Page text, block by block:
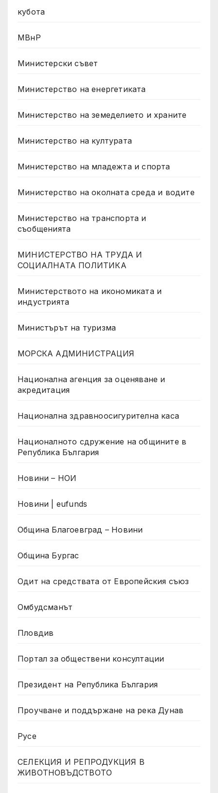
кубота
МВнР
Министерски съвет
Министерство на енергетиката
Министерство на земеделието и храните
Министерство на културата
Министерство на младежта и спорта
Министерство на околната среда и водите
Министерство на транспорта и
съобщенията
МИНИСТЕРСТВО НА ТРУДА И
СОЦИАЛНАТА ПОЛИТИКА
Министерството на икономиката и
индустрията
Министърът на туризма
МОРСКА АДМИНИСТРАЦИЯ
Национална агенция за оценяване и
акредитация
Национална здравноосигурителна каса
Националното сдружение на общините в
Република България
Новини – НОИ
Новини | eufunds
Община Благоевград – Новини
Община Бургас
Одит на средствата от Европейския съюз
Омбудсманът
Пловдив
Портал за обществени консултации
Президент на Република България
Проучване и поддържане на река Дунав
Русе
СЕЛЕКЦИЯ И РЕПРОДУКЦИЯ В
ЖИВОТНОВЪДСТВОТО